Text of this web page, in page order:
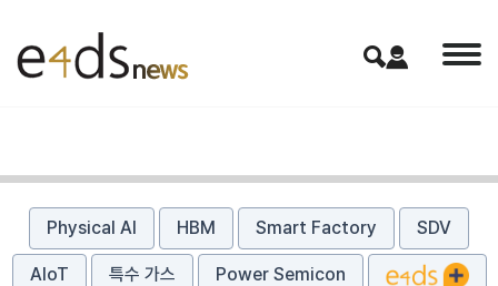
Physical AI HBM Smart Factory SDV
AIoT 특수 가스 Power Semicon